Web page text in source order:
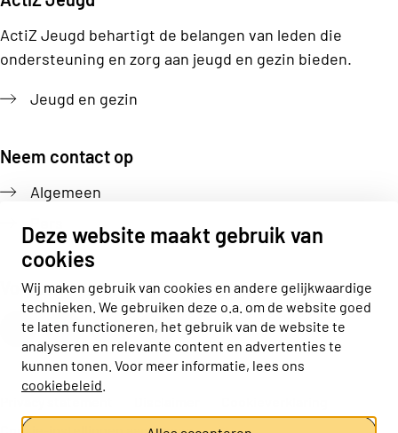
Deze website maakt gebruik van
cookies
Wij maken gebruik van cookies en andere gelijkwaardige
technieken. We gebruiken deze o.a. om de website goed
te laten functioneren, het gebruik van de website te
analyseren en relevante content en advertenties te
kunnen tonen. Voor meer informatie, lees ons
cookiebeleid
ActiZ Jeugd behartigt de belangen van leden die
ondersteuning en zorg aan jeugd en gezin bieden.
Jeugd en gezin
Neem contact op
Algemeen
Pers
Volg ons
Actiz linkedin
Actiz instagram
Actiz youtube
Actiz facebook